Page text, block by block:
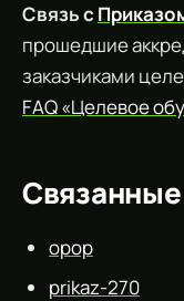
Связь с
прошедшие
заказчиками
FAQ «Целевое
opop
prikaz-270